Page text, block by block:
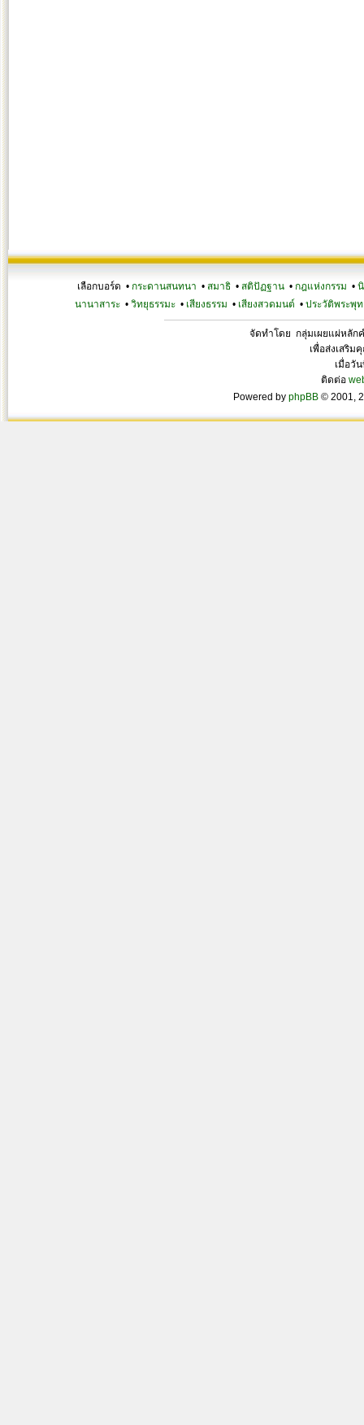
เลือกบอร์ด • กระดานสนทนา • สมาธิ • สติปัฏฐาน • กฎแห่งกรรม •
นานาสาระ• วิทยุธรรมะ• เสียงธรรม • เสียงสวดมนต์ • ประวัติพระพุท
จัดทำโดย กลุ่มเผยแผ่หลัก
เพื่อส่งเสริม
เมื่อวั
ติดต่อ
Powered by phpBB © 2001,